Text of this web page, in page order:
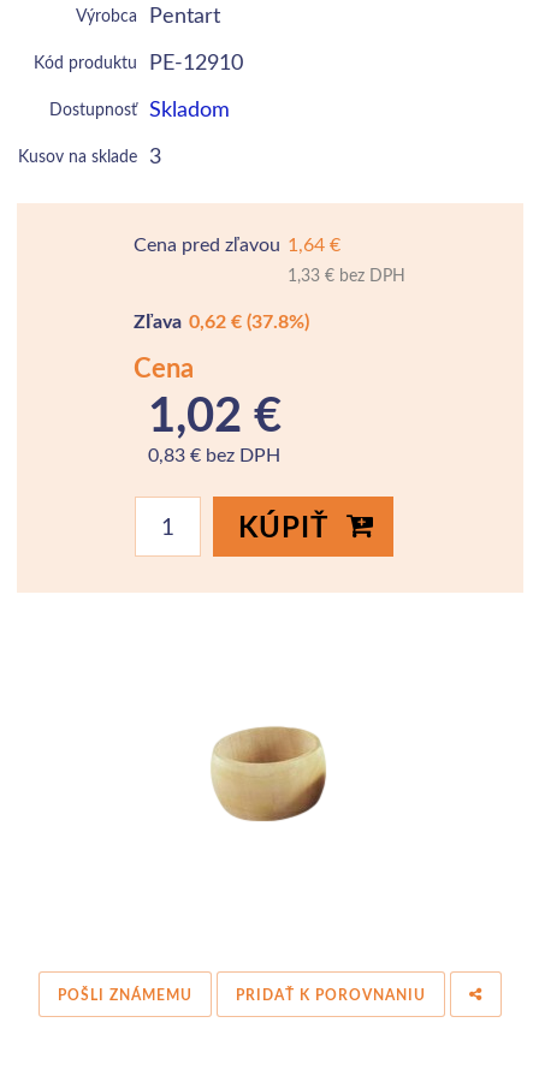
Výrobca Pentart
Kód produktu PE-12910
Dostupnosť Skladom
Kusov na sklade 3
Cena pred zľavou 1,64 €
1,33 € bez DPH
Zľava 0,62 € (37.8%)
Cena
1,02 €
0,83 € bez DPH
KÚPIŤ
POŠLI ZNÁMEMU PRIDAŤ K POROVNANIU